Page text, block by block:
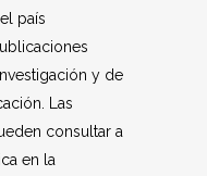
país
y de
Las
consultar a
en la